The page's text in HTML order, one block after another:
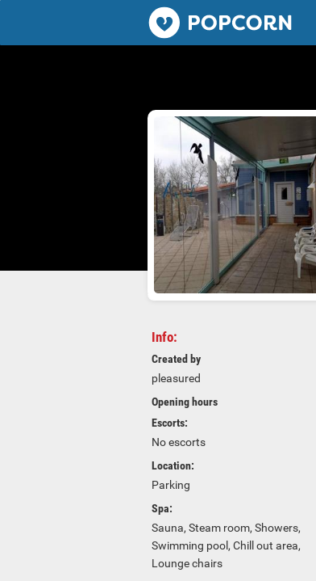
Popcorn.dating
Info:
Created by
pleasured
Opening hours
Escorts:
No escorts
Location:
Parking
Spa:
Sauna, Steam room, Showers,
Swimming pool, Chill out area,
Lounge chairs